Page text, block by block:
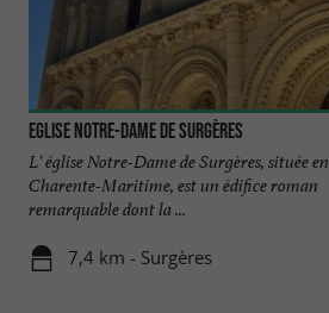
Eglise Notre-Dame de Surgères
L' église Notre-Dame de Surgères, située en
Charente-Maritime, est un édifice roman
remarquable dont la ...
7,4 km - Surgères